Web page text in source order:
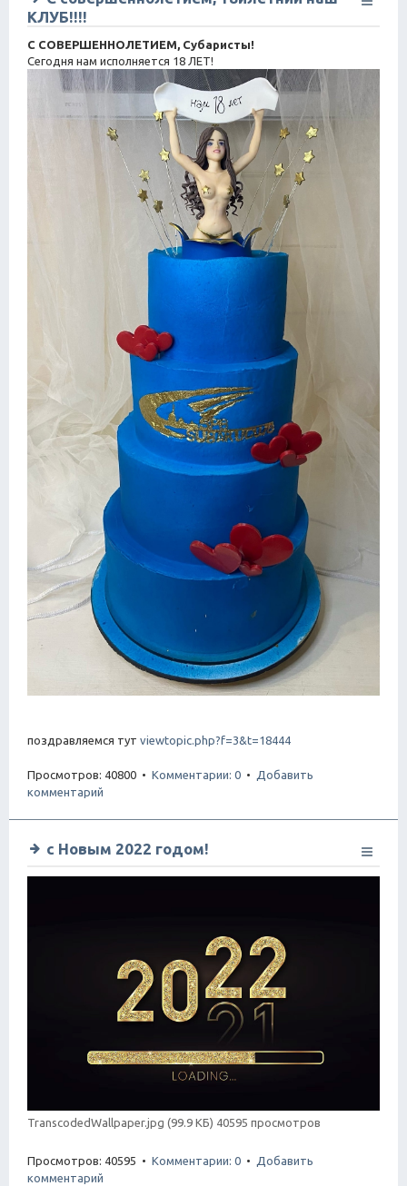
КЛУБ!!!!
С СОВЕРШЕННОЛЕТИЕМ, Субаристы!
Сегодня нам исполняется 18 ЛЕТ!
поздравляемся тут viewtopic.php?f=3&t=18444
Просмотров: 40800 • Комментарии: 0 •
Добавить
комментарий
с Новым 2022 годом!
TranscodedWallpaper.jpg (99.9 КБ) 40595 просмотров
Просмотров: 40595 • Комментарии: 0 •
Добавить
комментарий